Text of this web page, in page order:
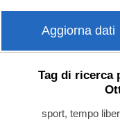
Aggiorna dati
Tag di ricerca
sport, tempo